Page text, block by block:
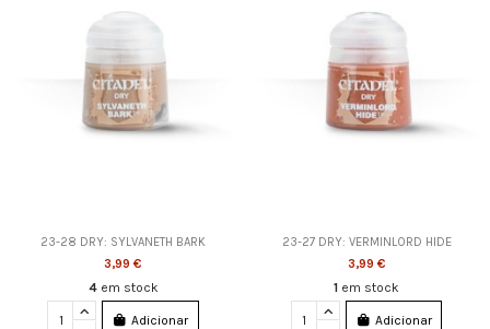
23-28 DRY: SYLVANETH BARK
3,99 €
4 em stock
Adicionar
23-27 DRY: VERMINLORD HIDE
3,99 €
1 em stock
Adicionar